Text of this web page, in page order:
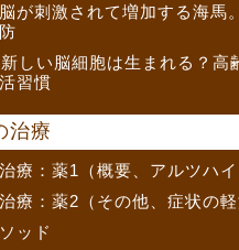
が刺激されて増加する海馬
しい脳細胞は生まれる？高
習慣
治療
療：薬1（概要、アルツハイ
療：薬2（その他、症状の軽
ッド